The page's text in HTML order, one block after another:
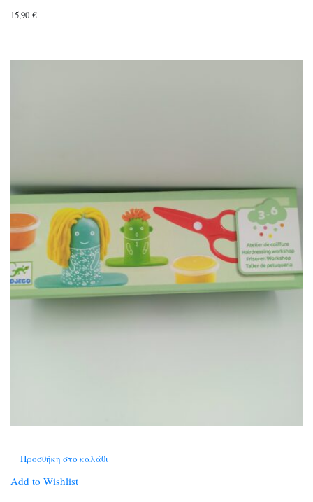
15,90 €
Προσθήκη στο καλάθι
Add to Wishlist